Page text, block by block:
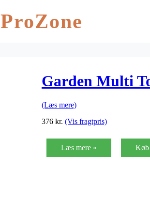
ProZone
Garden Multi
(Læs mere)
376 kr. (Vis fragtpris)
Læs mere » Køb